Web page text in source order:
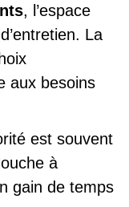
, l’espace
La
aux besoins
est souvent
à
gain de temps